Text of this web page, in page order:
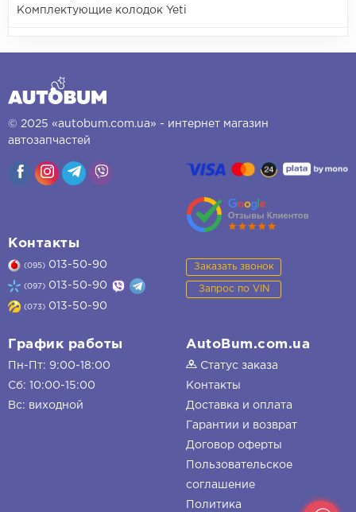
Комплектующие колодок Yeti
© 2025 «autobum.com.ua» - интернет магазин
автозапчастей
Контакты
(095) 013-50-90
(097) 013-50-90
(073) 013-50-90
Заказать звонок
Запрос по VIN
График работы
Пн-Пт: 9:00-18:00
Сб: 10:00-15:00
Вс: виходной
AutoBum.com.ua
Статус заказа
Контакты
Доставка и оплата
Гарантии и возврат
Договор оферты
Пользовательское
соглашение
Политика